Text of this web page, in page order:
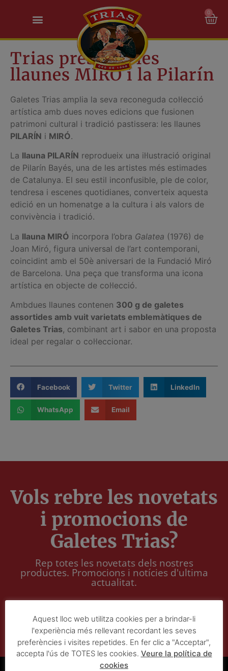
0
Trias presenta les
llaunes MIRÓ i la Pilarín
Galetes Trias amplia la seva reconeguda col·lecció
artística amb dues noves edicions que fusionen
patrimoni cultural i tradició pastissera: les llaunes
PILARÍN i MIRÓ.
La llauna PILARÍN reprodueix una il·lustració original
de Pilarín Bayés, una de les artistes més estimades
de Catalunya. El seu estil inconfusible, ple de color,
tendresa i escenes quotidianes, converteix aquesta
edició en un homenatge a la cultura i als valors de
convivència i tradició.
La llauna MIRÓ incorpora l’obra Galatea (1976) de
Joan Miró, figura universal de l’art contemporani,
coincidint amb el 50è aniversari de la Fundació Miró
de Barcelona. Una peça que transforma una icona
artística en objecte de col·lecció.
Ambdues llaunes contenen 300 g de galetes
assortides amb vuit varietats emblemàtiques de
Galetes Trias, combinant art i sabor en una proposta
ideal per regalar o col·leccionar.
Facebook Twitter LinkedIn
WhatsApp Email
Vols rebre les novetats
i promocions de
Galetes Trias?
Rep totes les novetats dels nostres
productes. Promocions i notícies d'ultima
actualitat.
Subscriu-me
Aquest lloc web utilitza cookies per a brindar-li
l'experiència més rellevant recordant les seves
preferències i visites repetides. En fer clic a "Acceptar",
accepta l'ús de TOTES les cookies. Veure la política de
cookies